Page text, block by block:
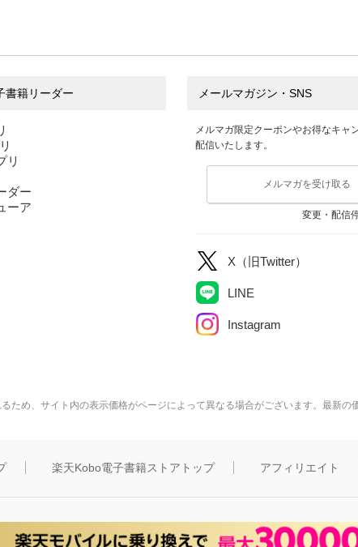
書籍リーダー
リ
ダー
ーア
メールマガジン・SNS
メルマガ限定クーポンやお得なキャ
配信いたします。
メルマガを受け取る
変更・配信
X（旧Twitter）
LINE
Instagram
ため、サイト内の表示価格がページによって異なる場合がございます。最新の
楽天Kobo電子書籍ストアトップ アフィリエイト